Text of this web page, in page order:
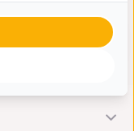
Abonneer